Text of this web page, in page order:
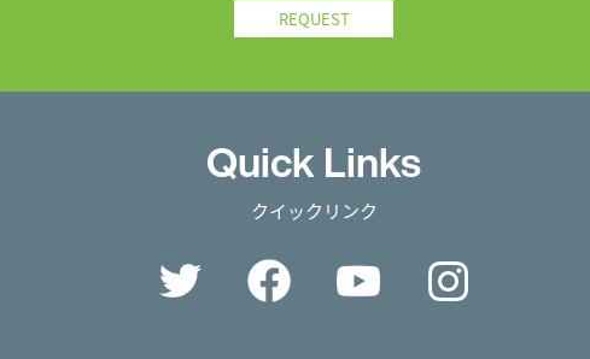
REQUEST
Quick Links
クイックリンク
Twitter FacebookYouTube